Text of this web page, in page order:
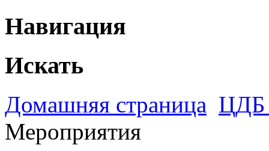
Навигация
Искать
Домашняя страница ЦДБ
Мероприятия